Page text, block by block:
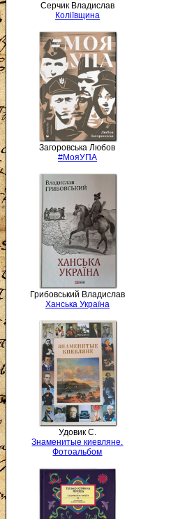
Серчик Владислав
Коліївщина
Загоровська Любов
#МояУПА
Грибовський Владислав
Ханська Україна
Удовик С.
Знаменитые киевляне.
Фотоальбом